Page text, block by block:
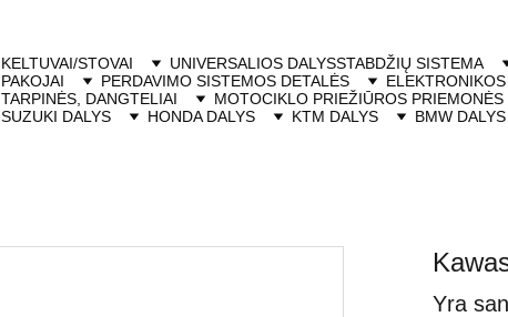
KELTUVAI/STOVAI UNIVERSALIOS DALYSSTABDŽIŲ SISTEMA
PAKOJAI
PERDAVIMO SISTEMOS DETALĖS
TARPINĖS, DANGTELIAI
MOTOCIKLO PRIEŽIŪROS PRIEMONĖS
SUZUKI DALYS
HONDA DALYS KTM DALYS BMW DALYS
Yra